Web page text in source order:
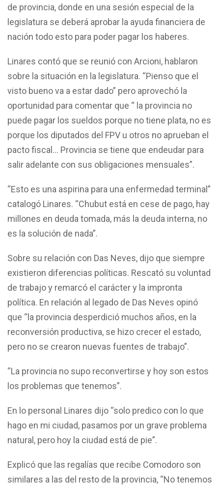
de provincia, donde en una sesión especial de la
legislatura se deberá aprobar la ayuda financiera de
nación todo esto para poder pagar los haberes.
Linares contó que se reunió con Arcioni, hablaron
sobre la situación en la legislatura. “Pienso que el
visto bueno va a estar dado” pero aprovechó la
oportunidad para comentar que “ la provincia no
puede pagar los sueldos porque no tiene plata, no es
porque los diputados del FPV u otros no aprueban el
pacto fiscal… Provincia se tiene que endeudar para
salir adelante con sus obligaciones mensuales”.
“Esto es una aspirina para una enfermedad terminal”
catalogó Linares. “Chubut está en cese de pago, hay
millones en deuda tomada, más la deuda interna, no
es la solución de nada”.
Sobre su relación con Das Neves, dijo que siempre
existieron diferencias políticas. Rescató su voluntad
de trabajo y remarcó el carácter y la impronta
política. En relación al legado de Das Neves opinó
que “la provincia desperdició muchos años, en la
reconversión productiva, se hizo crecer el estado,
pero no se crearon nuevas fuentes de trabajo”.
“La provincia no supo reconvertirse y hoy son estos
los problemas que tenemos”.
En lo personal Linares dijo “solo predico con lo que
hago en mi ciudad, pasamos por un grave problema
natural, pero hoy la ciudad está de pie”.
Explicó que las regalías que recibe Comodoro son
similares a las del resto de la provincia, “No tenemos